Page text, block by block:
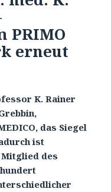
PRIMO
erneut
K. Rainer
das Siegel
ist
des